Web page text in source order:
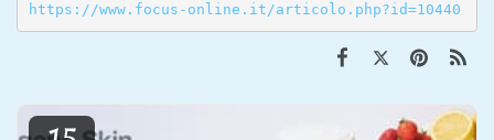
https://www.focus-online.it/articolo.php?id=10440